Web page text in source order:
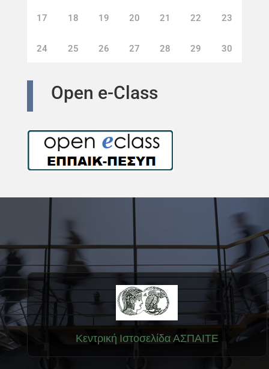
17 18 19 20 21 22 23
24 25 26 27 28 29 30
Open e-Class
Κεντρική Ιστοσελίδα ΑΣΠΑΙΤΕ